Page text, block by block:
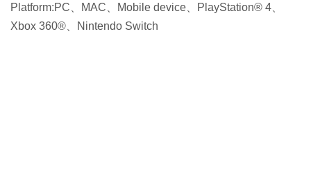
Platform:PC、MAC、Mobile device、PlayStation® 4、
Xbox 360®、Nintendo Switch